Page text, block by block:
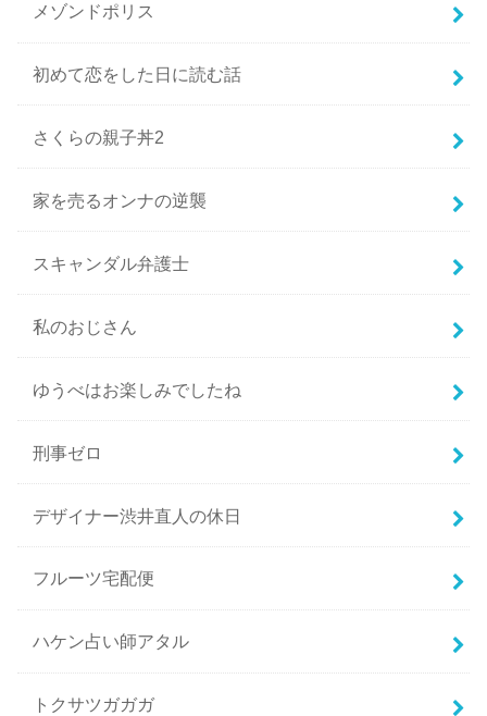
メゾンドポリス
初めて恋をした日に読む話
さくらの親子丼2
家を売るオンナの逆襲
スキャンダル弁護士
私のおじさん
ゆうべはお楽しみでしたね
刑事ゼロ
デザイナー渋井直人の休日
フルーツ宅配便
ハケン占い師アタル
トクサツガガガ